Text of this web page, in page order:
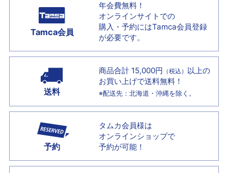
Tamca会員
年会費無料！
オンラインサイトでの
購入・予約にはTamca会員登録
が必要です。
送料
商品合計 15,000円 （税込） 以上の
お買い上げで送料無料！
※配送先：北海道・沖縄を除く。
予約
タムカ会員様は
オンラインショップで
予約が可能！